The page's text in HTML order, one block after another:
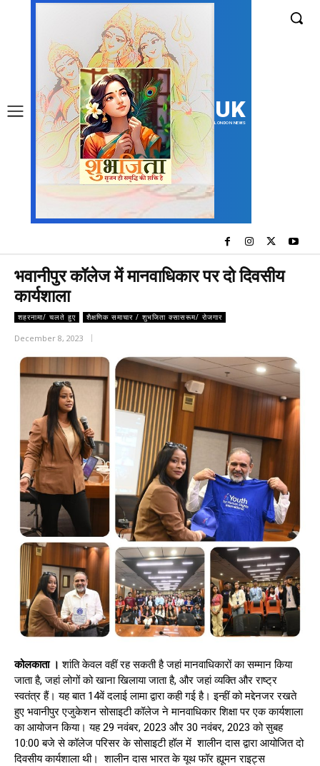
UK
LONDON NEWS
भवानीपुर कॉलेज में मानवाधिकार पर दो दिवसीय
कार्यशाला
शहरनामा/ चलते हुए शैक्षणिक समाचार / शुभजिता क्सासरूम/ रोजगार
December 8, 2023
कोलकाता । शांति केवल वहीं रह सकती है जहां मानवाधिकारों का सम्मान किया
जाता है, जहां लोगों को खाना खिलाया जाता है, और जहां व्यक्ति और राष्ट्र
स्वतंत्र हैं। यह बात 14वें दलाई लामा द्वारा कही गई है। इन्हीं को मद्देनजर रखते
हुए भवानीपुर एजुकेशन सोसाइटी कॉलेज ने मानवाधिकार शिक्षा पर एक कार्यशाला
का आयोजन किया। यह 29 नवंबर, 2023 और 30 नवंबर, 2023 को सुबह
10:00 बजे से कॉलेज परिसर के सोसाइटी हॉल में शालीन दास द्वारा आयोजित दो
दिवसीय कार्यशाला थी। शालीन दास भारत के यूथ फॉर ह्यूमन राइट्स